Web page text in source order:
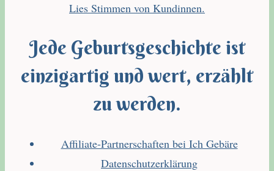
Lies Stimmen von Kundinnen.
Jede Geburtsgeschichte ist
einzigartig und wert, erzählt
zu werden.
Affiliate-Partnerschaften bei Ich Gebäre
Datenschutzerklärung